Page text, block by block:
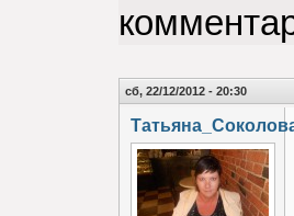
сб, 22/12/2012 - 20:30